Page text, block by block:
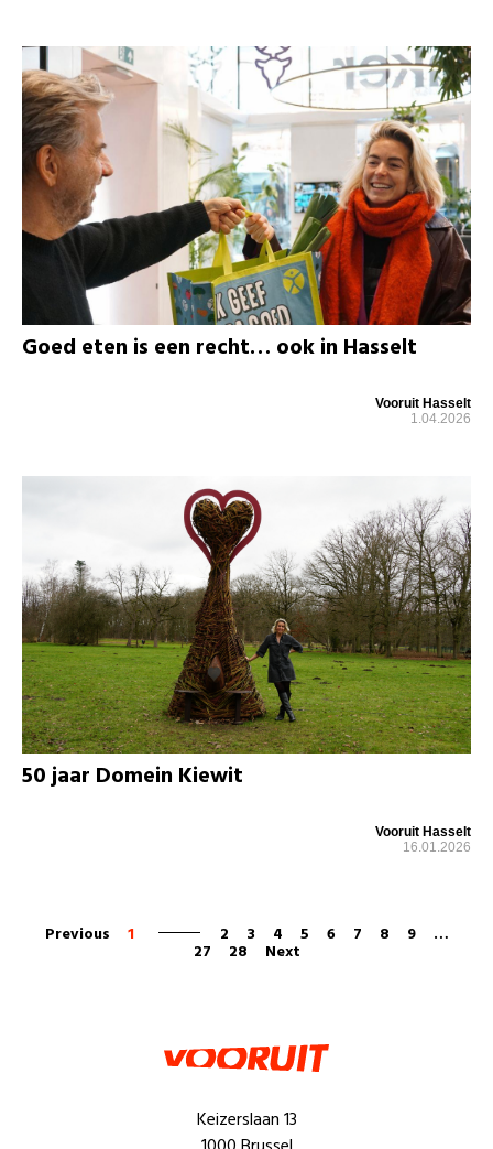
Goed eten is een recht… ook in Hasselt
Vooruit Hasselt
1.04.2026
50 jaar Domein Kiewit
Vooruit Hasselt
16.01.2026
Previous 1 2 3 4 5 6 7 8 9 …
27 28 Next
Keizerslaan 13